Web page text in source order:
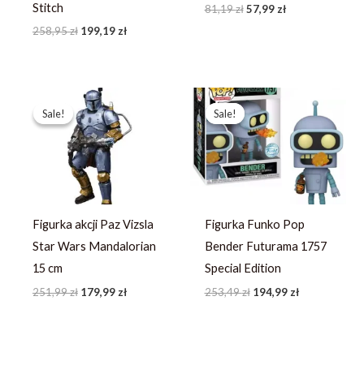
Stitch
258,95zł 199,19zł
81,19zł 57,99zł
Sale!
Sale!
Figurka akcji Paz Vizsla
Star Wars Mandalorian
15 cm
251,99zł
Pierwotna
cena
wynosiła:
251,99 zł.
179,99 zł
wynosi:
179,99 zł.
Sale!
Sale!
Figurka Funko Pop
Bender Futurama 1757
Special Edition
253,49zł
Pierwotna
cena
wynosiła:
253,49 zł.
194,99 zł
cena
wynosi:
194,99 zł.